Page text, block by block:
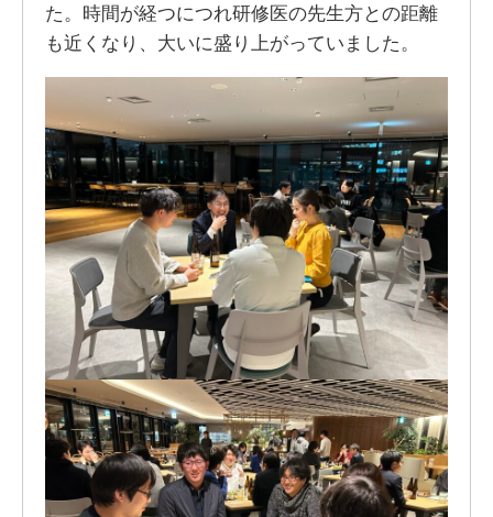
た。時間が経つにつれ研修医の先生方との距離
も近くなり、大いに盛り上がっていました。